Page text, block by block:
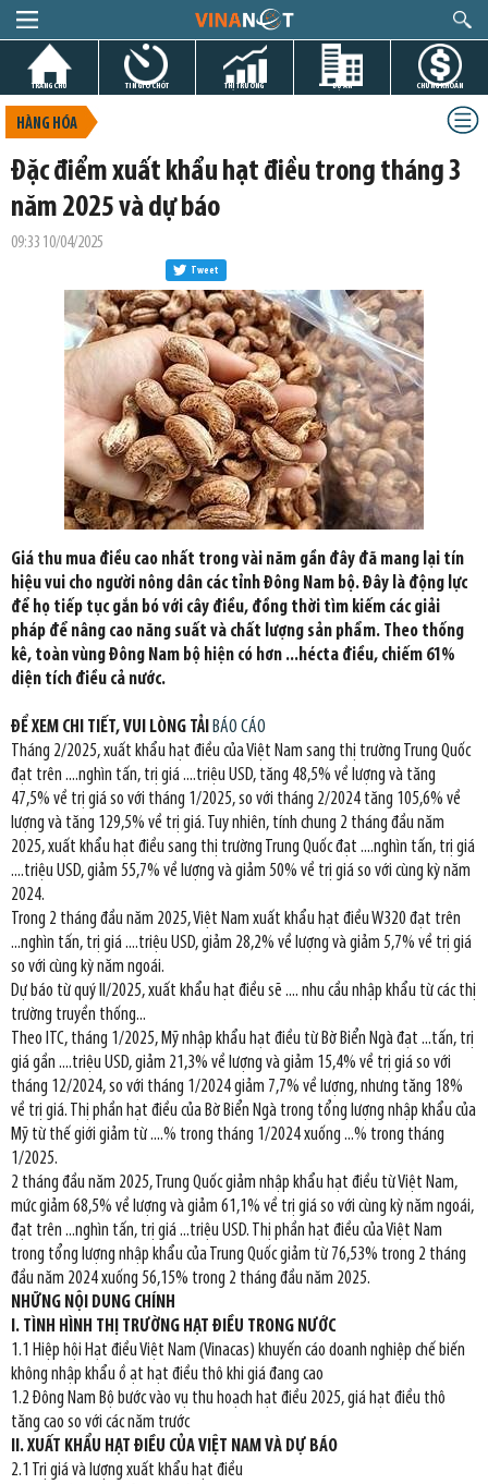
TRANG CHỦ TIN GIỜ CHÓT THỊ TRƯỜNG DỰ ÁN CHỨNG KHOÁN
HÀNG HÓA
Đặc điểm xuất khẩu hạt điều trong tháng 3
năm 2025 và dự báo
09:33 10/04/2025
Tweet
Giá thu mua điều cao nhất trong vài năm gần đây đã mang lại tín
hiệu vui cho người nông dân các tỉnh Đông Nam bộ. Đây là động lực
để họ tiếp tục gắn bó với cây điều, đồng thời tìm kiếm các giải
pháp để nâng cao năng suất và chất lượng sản phẩm. Theo thống
kê, toàn vùng Đông Nam bộ hiện có hơn ...hécta điều, chiếm 61%
diện tích điều cả nước.
ĐỂ XEM CHI TIẾT, VUI LÒNG TẢI BÁO CÁO
Tháng 2/2025, xuất khẩu hạt điều của Việt Nam sang thị trường Trung Quốc
đạt trên ....nghìn tấn, trị giá ....triệu USD, tăng 48,5% về lượng và tăng
47,5% về trị giá so với tháng 1/2025, so với tháng 2/2024 tăng 105,6% về
lượng và tăng 129,5% về trị giá. Tuy nhiên, tính chung 2 tháng đầu năm
2025, xuất khẩu hạt điều sang thị trường Trung Quốc đạt ....nghìn tấn, trị giá
....triệu USD, giảm 55,7% về lượng và giảm 50% về trị giá so với cùng kỳ năm
2024.
Trong 2 tháng đầu năm 2025, Việt Nam xuất khẩu hạt điều W320 đạt trên
...nghìn tấn, trị giá ....triệu USD, giảm 28,2% về lượng và giảm 5,7% về trị giá
so với cùng kỳ năm ngoái.
Dự báo từ quý II/2025, xuất khẩu hạt điều sẽ .... nhu cầu nhập khẩu từ các thị
trường truyền thống...
Theo ITC, tháng 1/2025, Mỹ nhập khẩu hạt điều từ Bờ Biển Ngà đạt ...tấn, trị
giá gần ....triệu USD, giảm 21,3% về lượng và giảm 15,4% về trị giá so với
tháng 12/2024, so với tháng 1/2024 giảm 7,7% về lượng, nhưng tăng 18%
về trị giá. Thị phần hạt điều của Bờ Biển Ngà trong tổng lượng nhập khẩu của
Mỹ từ thế giới giảm từ ....% trong tháng 1/2024 xuống ...% trong tháng
1/2025.
2 tháng đầu năm 2025, Trung Quốc giảm nhập khẩu hạt điều từ Việt Nam,
mức giảm 68,5% về lượng và giảm 61,1% về trị giá so với cùng kỳ năm ngoái,
đạt trên ...nghìn tấn, trị giá ...triệu USD. Thị phần hạt điều của Việt Nam
trong tổng lượng nhập khẩu của Trung Quốc giảm từ 76,53% trong 2 tháng
đầu năm 2024 xuống 56,15% trong 2 tháng đầu năm 2025.
NHỮNG NỘI DUNG CHÍNH
I. TÌNH HÌNH THỊ TRƯỜNG HẠT ĐIỀU TRONG NƯỚC
1.1 Hiệp hội Hạt điều Việt Nam (Vinacas) khuyến cáo doanh nghiệp chế biến
không nhập khẩu ồ ạt hạt điều thô khi giá đang cao
1.2 Đông Nam Bộ bước vào vụ thu hoạch hạt điều 2025, giá hạt điều thô
tăng cao so với các năm trước
II. XUẤT KHẨU HẠT ĐIỀU CỦA VIỆT NAM VÀ DỰ BÁO
2.1 Trị giá và lượng xuất khẩu hạt điều